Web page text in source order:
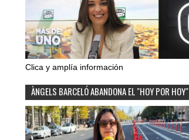
Clica y amplía información
ÀNGELS BARCELÓ ABANDONA EL "HOY POR HOY"